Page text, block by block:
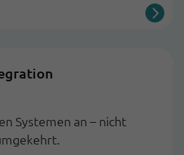
Systemen an – nicht